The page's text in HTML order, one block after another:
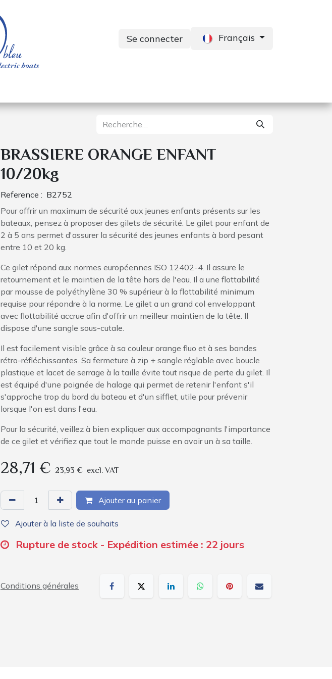
Se connecter Français
BRASSIERE ORANGE ENFANT
10/20kg
Reference : B2752
Pour offrir un maximum de sécurité aux jeunes enfants présents sur les
bateaux, pensez à proposer des gilets de sécurité. Le gilet pour enfant de
2 à 5 ans permet d'assurer la sécurité des jeunes enfants à bord pesant
entre 10 et 20 kg.
Ce gilet répond aux normes européennes ISO 12402-4. Il assure le
retournement et le maintien de la tête hors de l'eau. Il a une flottabilité
par mousse de polyéthylène 30 % supérieur à la flottabilité minimum
requise pour répondre à la norme. Le gilet a un grand col enveloppant
avec flottabilité accrue afin d'offrir un meilleur maintien de la tête. Il
dispose d'une sangle sous-cutale.
Il est facilement visible grâce à sa couleur orange fluo et à ses bandes
rétro-réfléchissantes. Sa fermeture à zip + sangle réglable avec boucle
plastique et lacet de serrage à la taille évite tout risque de perte du gilet. Il
est équipé d'une poignée de halage qui permet de retenir l'enfant s'il
s'approche trop du bord du bateau et d'un sifflet, utile pour prévenir
lorsque l'on est dans l'eau.
Pour la sécurité, veillez à bien expliquer aux accompagnants l'importance
de ce gilet et vérifiez que tout le monde puisse en avoir un à sa taille.
28,71 € 23,93 € excl. VAT
Ajouter au panier
Ajouter à la liste de souhaits
Rupture de stock - Expédition estimée : 22 jours
Conditions générales